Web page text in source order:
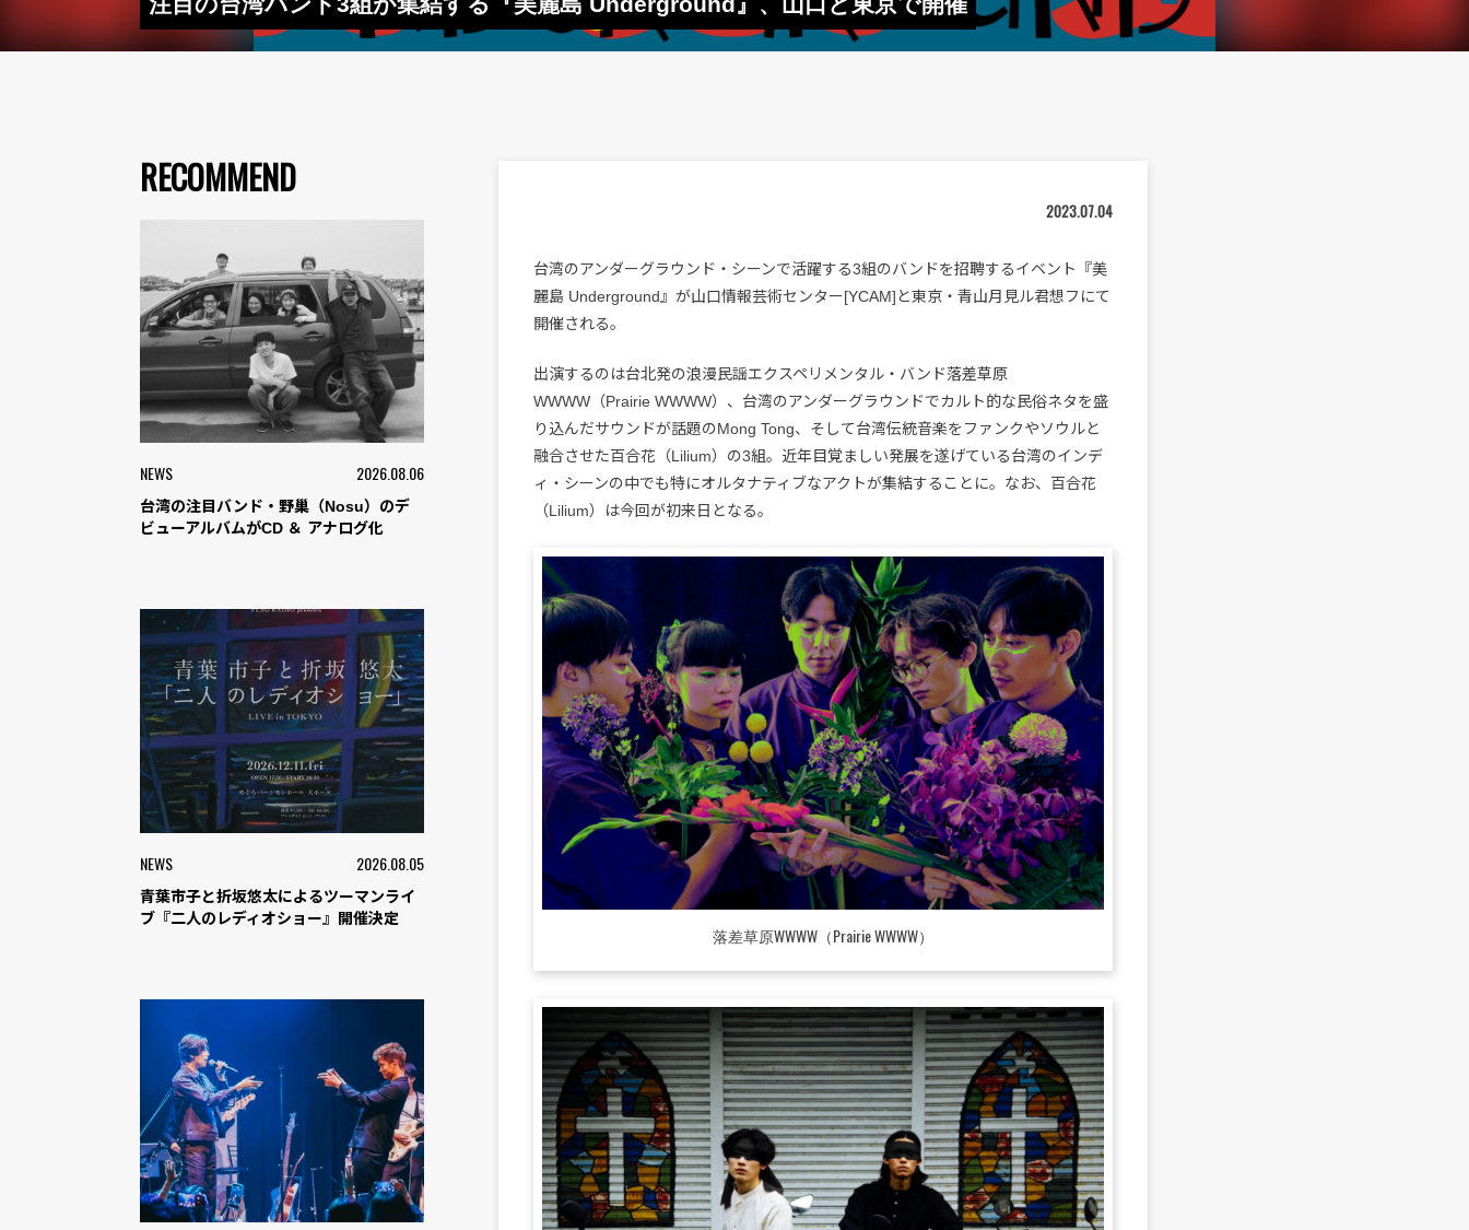
RECOMMEND
NEWS 2026.08.06
台湾の注目バンド・野巢（Nosu）のデ
ビューアルバムがCD ＆ アナログ化
NEWS 2026.08.05
青葉市子と折坂悠太によるツーマンライ
ブ『二人のレディオショー』開催決定
2023.07.04
台湾のアンダーグラウンド・シーンで活躍する3組のバンドを招聘するイベント『美
麗島 Underground』が山口情報芸術センター[YCAM]と東京・青山月見ル君想フにて
開催される。
出演するのは台北発の浪漫民謡エクスペリメンタル・バンド落差草原
WWWW（Prairie WWWW）、台湾のアンダーグラウンドでカルト的な民俗ネタを盛
り込んだサウンドが話題のMong Tong、そして台湾伝統音楽をファンクやソウルと
融合させた百合花（Lilium）の3組。近年目覚ましい発展を遂げている台湾のインデ
ィ・シーンの中でも特にオルタナティブなアクトが集結することに。なお、百合花
（Lilium）は今回が初来日となる。
落差草原WWWW（Prairie WWWW）